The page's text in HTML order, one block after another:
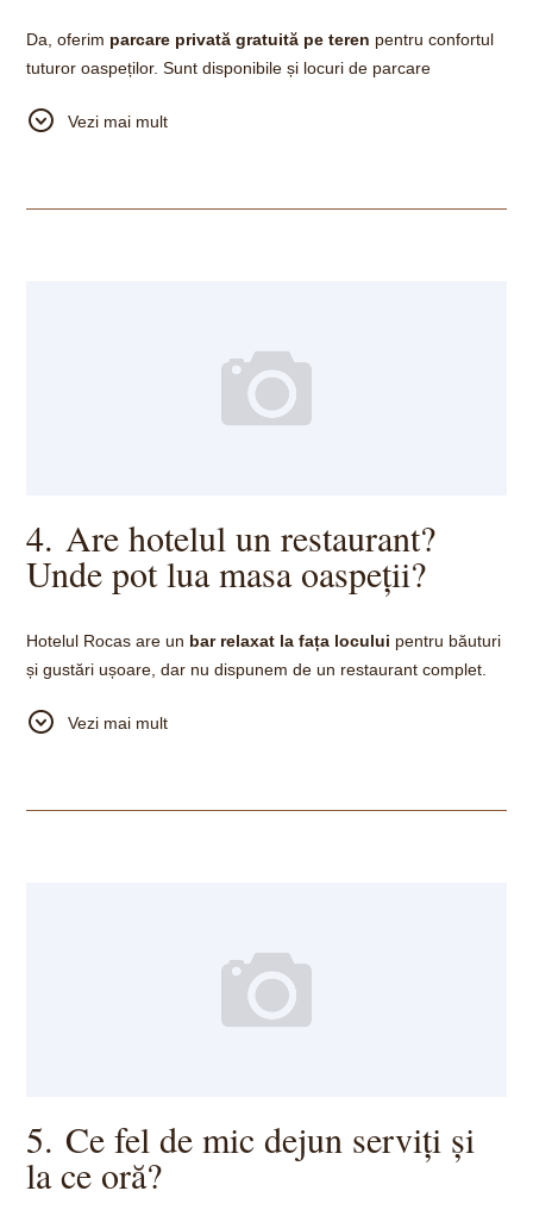
Da, oferim parcare privată gratuită pe teren pentru confortul
tuturor oaspeților. Sunt disponibile și locuri de parcare
faceți griji cu privire la găsirea unui loc sigur când sosiți cu
Vezi mai mult
4. Are hotelul un restaurant?
Unde pot lua masa oaspeții?
Hotelul Rocas are un bar relaxat la fața locului pentru băuturi
și gustări ușoare, dar nu dispunem de un restaurant complet.
excelentul„Select Lounge”
câte ori întrebați.
Vezi mai mult
5. Ce fel de mic dejun serviți și
la ce oră?